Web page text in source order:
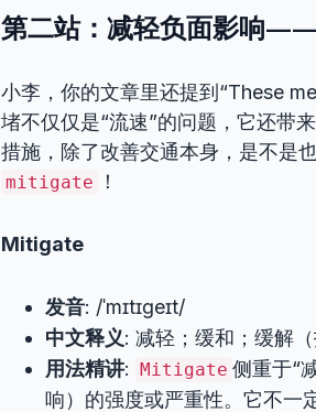
第二站：减轻负面影响
小李，你的文章里还提到“These
堵不仅仅是“流速”的问题，它还带
措施，除了改善交通本身，是不是
mitigate ！
Mitigate
发音: /ˈmɪtɪɡeɪt/
中文释义: 减轻；缓和；缓解
用法精讲: Mitigate 侧重于“
响）的强度或严重性。它不一